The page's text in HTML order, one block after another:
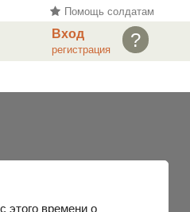
Помощь солдатам
?
Вход
регистрация
этого времени о